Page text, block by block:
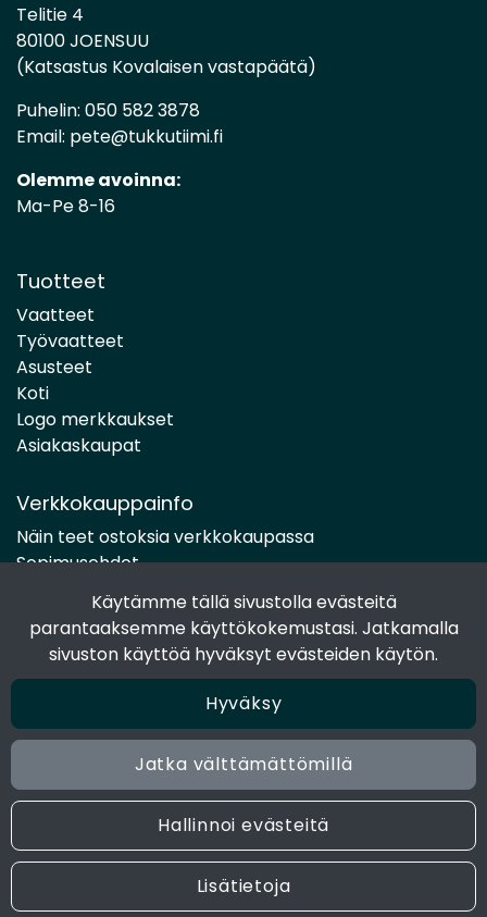
Käytämme tällä sivustolla evästeitä
parantaaksemme käyttökokemustasi. Jatkamalla
sivuston käyttöä hyväksyt evästeiden käytön.
Hyväksy
Jatka välttämättömillä
Hallinnoi evästeitä
Lisätietoja
Telitie 4
80100 JOENSUU
(Katsastus Kovalaisen vastapäätä)
Puhelin: 050 582 3878
Email: pete@tukkutiimi.fi
Olemme avoinna:
Ma-Pe 8-16
Tuotteet
Vaatteet
Työvaatteet
Asusteet
Koti
Logo merkkaukset
Asiakaskaupat
Verkkokauppainfo
Näin teet ostoksia verkkokaupassa
Sopimusehdot
Toimitustavat
Maksutavat
Tietosuojaseloste
Seuraa sosiaalisessa mediassa
Facebook
Instagram
© 2024 Joen Tukkutiimi. All rights reserved. Site by